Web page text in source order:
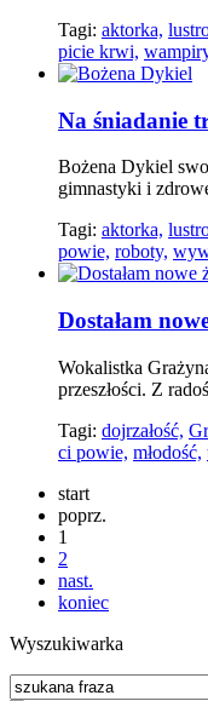
Tagi: aktorka,
picie krwi,
Na śniadanie
Bożena Dykiel
gimnastyki i
Tagi: aktorka,
powie, roboty,
Dostałam
Wokalistka
przeszłości. Z
Tagi: dojrzałość,
ci powie, młodość,
start
poprz.
1
2
nast.
koniec
Wyszukiwarka